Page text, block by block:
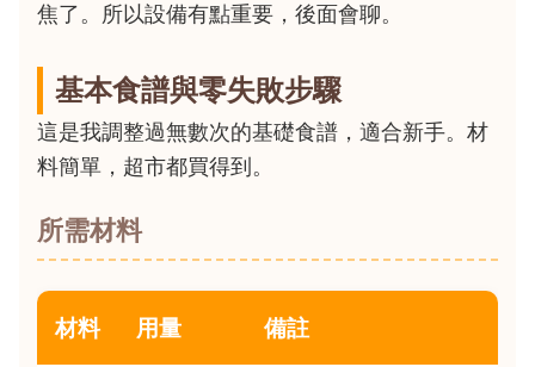
焦了。所以設備有點重要，後面會聊。
基本食譜與零失敗步驟
這是我調整過無數次的基礎食譜，適合新手。材
料簡單，超市都買得到。
所需材料
材料 用量 備註